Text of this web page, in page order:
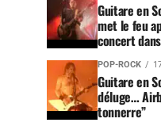
Guitare en
met le feu
concert
POP-ROCK
Guitare en
déluge…
tonnerre”